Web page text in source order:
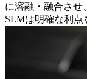
に溶融・融合させ
SLMは明確な利点